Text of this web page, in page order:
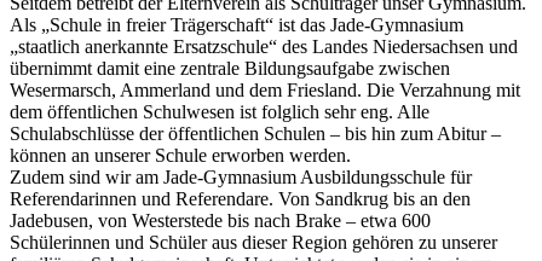
Als „Schule in freier Trägerschaft“ ist das Jade-Gymnasium
„staatlich anerkannte Ersatzschule“ des Landes Niedersachsen und
übernimmt damit eine zentrale Bildungsaufgabe zwischen
Wesermarsch, Ammerland und dem Friesland. Die Verzahnung mit
dem öffentlichen Schulwesen ist folglich sehr eng. Alle
Schulabschlüsse der öffentlichen Schulen – bis hin zum Abitur –
können an unserer Schule erworben werden.
Zudem sind wir am Jade-Gymnasium Ausbildungsschule für
Referendarinnen und Referendare. Von Sandkrug bis an den
Jadebusen, von Westerstede bis nach Brake – etwa 600
Schülerinnen und Schüler aus dieser Region gehören zu unserer